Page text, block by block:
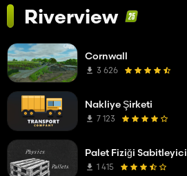
Riverview
Cornwall
3 626
Nakliye Şirketi
7 123
Palet Fiziği Sabitleyici
1 415